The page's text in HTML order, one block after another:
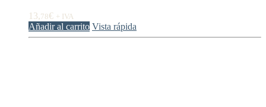
13,78€ + IVA
Añadir al carrito Vista rápida